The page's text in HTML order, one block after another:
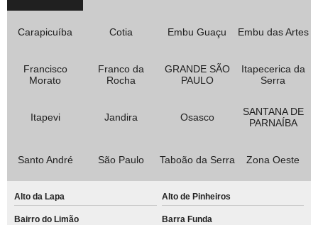
Carapicuíba Cotia Embu Guaçu Embu das Artes
Francisco
Morato
Franco da
Rocha
GRANDE SÃO
PAULO
Itapecerica da
Serra
Itapevi Jandira Osasco
SANTANA DE
PARNAÍBA
Santo André São Paulo Taboão da Serra Zona Oeste
Alto da Lapa Alto de Pinheiros
Bairro do Limão Barra Funda